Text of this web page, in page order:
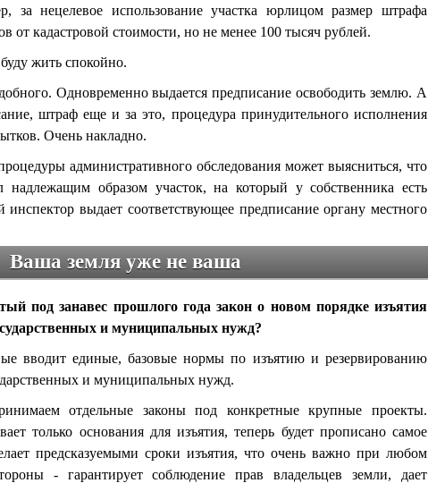
за нецелевое использование участка юрлицом размер штрафа
от кадастровой стоимости, но не менее 100 тысяч рублей.
жить спокойно.
Одновременно выдается предписание освободить землю. А
штраф еще и за это, процедура принудительного исполнения
Очень накладно.
административного обследования может выясниться, что
образом участок, на который у собственника есть
инспектор выдает соответствующее предписание органу местного
Ваша земля уже не ваша
под занавес прошлого года закон о новом порядке изъятия
и муниципальных нужд?
вводит единые, базовые нормы по изъятию и резервированию
и муниципальных нужд.
отдельные законы под конкретные крупные проекты.
только основания для изъятия, теперь будет прописано самое
предсказуемыми сроки изъятия, что очень важно при любом
- гарантирует соблюдение прав владельцев земли, дает